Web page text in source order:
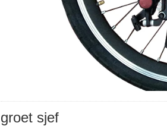
groet sjef